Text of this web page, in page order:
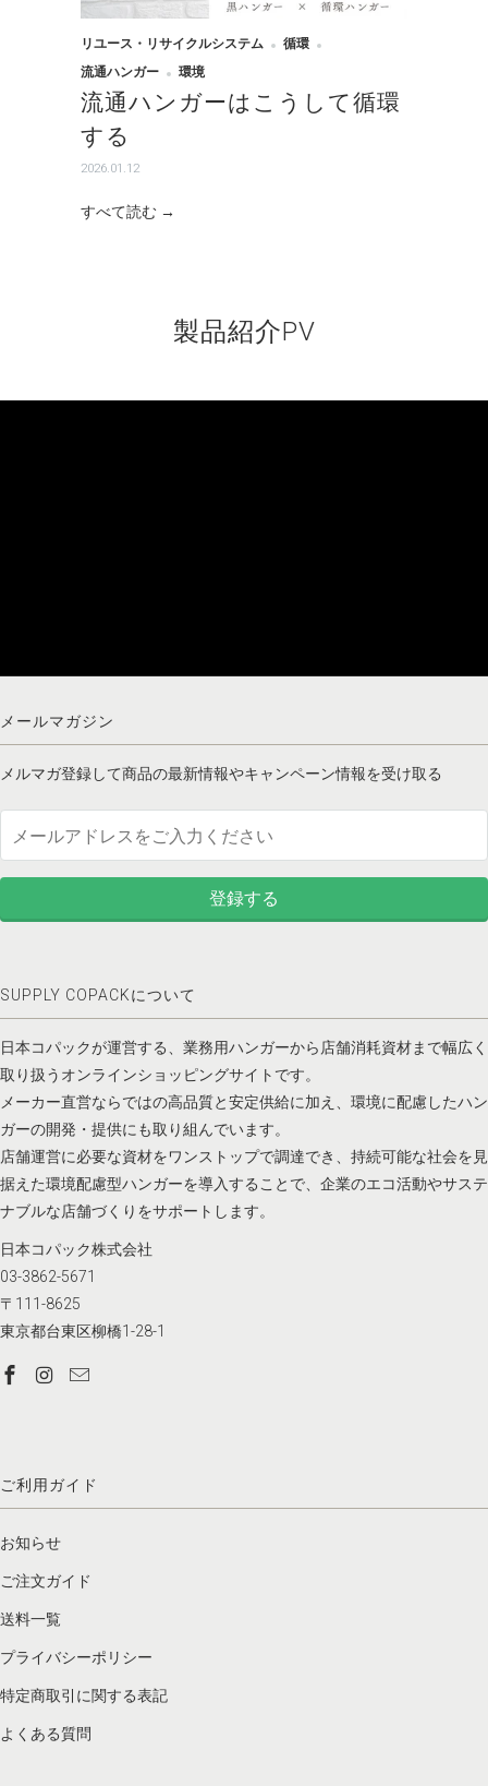
リユース・リサイクルシステム
循環
流通ハンガー
環境
流通ハンガーはこうして循環
する
2026.01.12
すべて読む →
製品紹介PV
メールマガジン
メルマガ登録して商品の最新情報やキャンペーン情報を受け取る
SUPPLY COPACKについて
日本コパックが運営する、業務用ハンガーから店舗消耗資材まで幅広く
取り扱うオンラインショッピングサイトです。
メーカー直営ならではの高品質と安定供給に加え、環境に配慮したハン
ガーの開発・提供にも取り組んでいます。
店舗運営に必要な資材をワンストップで調達でき、持続可能な社会を見
据えた環境配慮型ハンガーを導入することで、企業のエコ活動やサステ
ナブルな店舗づくりをサポートします。
日本コパック株式会社
03-3862-5671
〒111-8625
東京都台東区柳橋1-28-1
ご利用ガイド
お知らせ
ご注文ガイド
送料一覧
プライバシーポリシー
特定商取引に関する表記
よくある質問